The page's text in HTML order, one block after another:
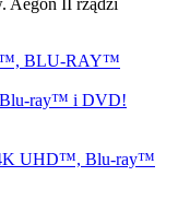
Aegon II rządzi
BLU-RAY™
Blu-ray™ i DVD!
4K UHD™, Blu-ray™